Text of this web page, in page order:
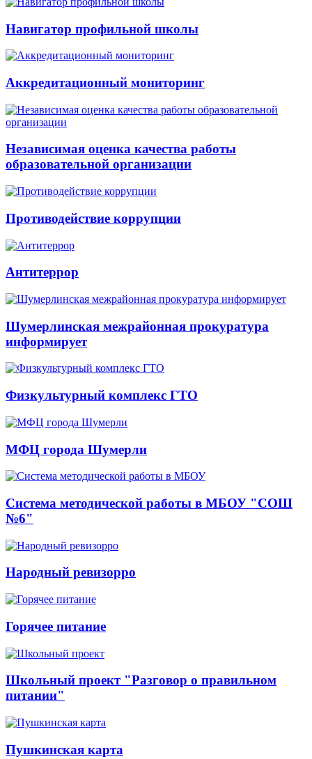
Навигатор профильной школы
Аккредитационный мониторинг
Независимая оценка качества работы
образовательной организации
Противодействие коррупции
Антитеррор
Шумерлинская межрайонная прокуратура
информирует
Физкультурный комплекс ГТО
МФЦ города Шумерли
Система методической работы в МБОУ "СОШ
№6"
Народный ревизорро
Горячее питание
Школьный проект "Разговор о правильном
питании"
Пушкинская карта